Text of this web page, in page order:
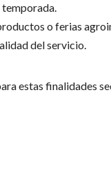
temporada.
o ferias
del servicio.
estas finalidades